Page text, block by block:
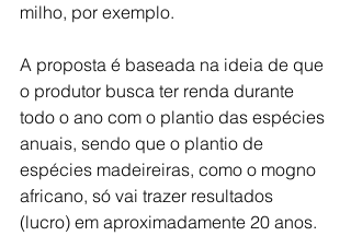
milho, por exemplo.
A proposta é baseada na ideia de que
o produtor busca ter renda durante
todo o ano com o plantio das espécies
anuais, sendo que o plantio de
espécies madeireiras, como o mogno
africano, só vai trazer resultados
(lucro) em aproximadamente 20 anos.